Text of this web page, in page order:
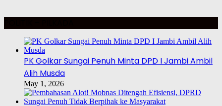
PK Golkar Sungai Penuh Minta DPD I Jambi Ambil
Alih Musda
May 1, 2026